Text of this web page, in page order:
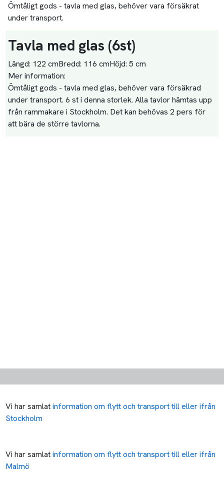
Ömtåligt gods - tavla med glas, behöver vara försäkrat
under transport.
Tavla med glas (6st)
Längd: 122 cmBredd: 116 cmHöjd: 5 cm
Mer information:
Ömtåligt gods - tavla med glas, behöver vara försäkrad
under transport. 6 st i denna storlek. Alla tavlor hämtas upp
från rammakare i Stockholm. Det kan behövas 2 pers för
att bära de större tavlorna.
Vi har samlatinformation om flytt och transport till eller ifrån
Stockholm
Vi har samlatinformation om flytt och transport till eller ifrån
Malmö